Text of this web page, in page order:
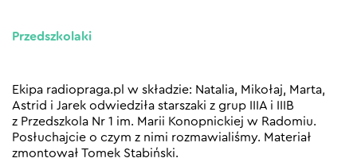
Przedszkolaki
Ekipa radiopraga.pl w składzie: Natalia, Mikołaj, Marta,
Astrid i Jarek odwiedziła starszaki z grup IIIA i IIIB
z Przedszkola Nr 1 im. Marii Konopnickiej w Radomiu.
Posłuchajcie o czym z nimi rozmawialiśmy. Materiał
zmontował Tomek Stabiński.